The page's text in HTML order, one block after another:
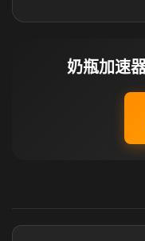
奶瓶加速